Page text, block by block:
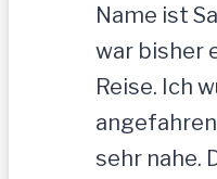
Name ist
war bisher
Reise. Ich
sehr nahe.